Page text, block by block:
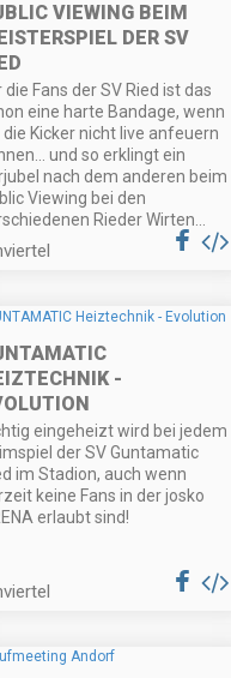
VIEWING BEIM
DER SV
die Fans der SV Ried ist das
eine harte Bandage, wenn
die Kicker nicht live anfeuern
und so erklingt ein
nach dem anderen beim
Viewing bei den
Rieder Wirten...
-
eingeheizt wird bei jedem
der SV Guntamatic
im Stadion, auch wenn
keine Fans in der josko
erlaubt sind!